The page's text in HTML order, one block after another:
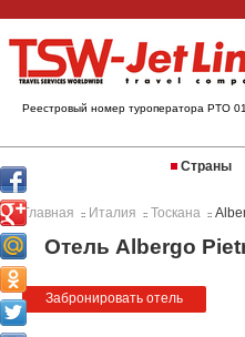
Реестровый номер туроператора РТО
Страны
Главная :: Италия :: Тоскана ::
Отель Albergo
Забронировать отель